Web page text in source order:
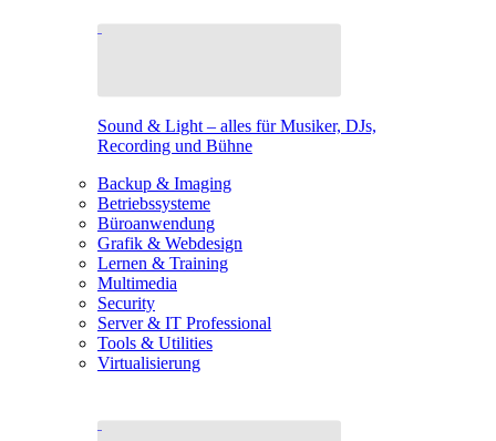
Sound & Light – alles für Musiker, DJs,
Recording und Bühne
Backup & Imaging
Betriebssysteme
Büroanwendung
Grafik & Webdesign
Lernen & Training
Multimedia
Security
Server & IT Professional
Tools & Utilities
Virtualisierung